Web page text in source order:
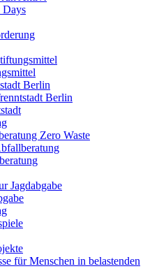
Days
Berlin
Berlin
Zero Waste
Jagdabgabe
für Menschen in belastenden